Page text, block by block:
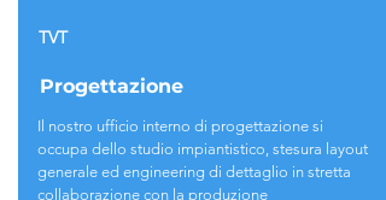
TVT
Progettazione
Il nostro ufficio interno di progettazione si
occupa dello studio impiantistico, stesura layout
generale ed engineering di dettaglio in stretta
collaborazione con la produzione